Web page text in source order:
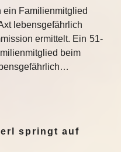
ein Familienmitglied
lebensgefährlich
ermittelt. Ein 51-
beim
springt auf